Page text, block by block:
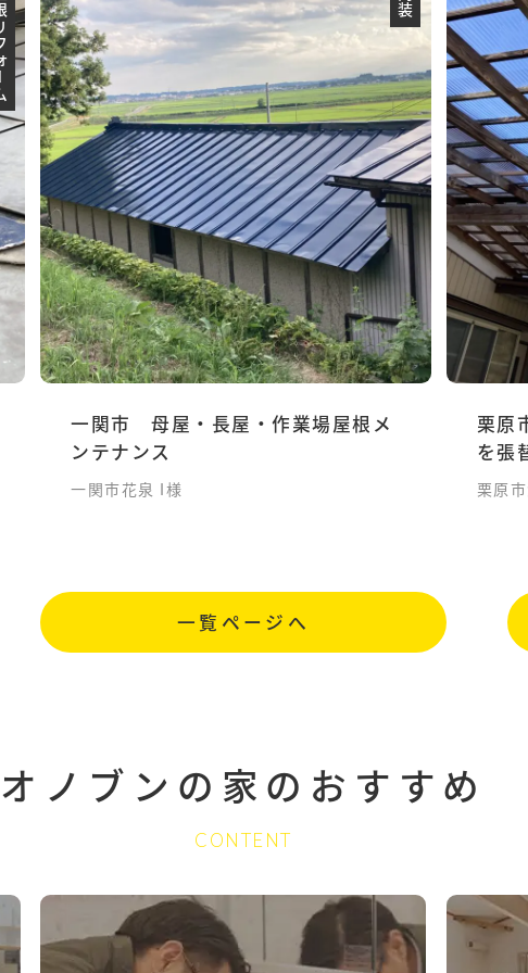
ム
一関市 母屋・長屋・作業場屋根メ
ンテナンス
一関市花泉 I様
栗原
を張
栗原
一覧ページへ
オノブンの家の おすすめ
CONTENT